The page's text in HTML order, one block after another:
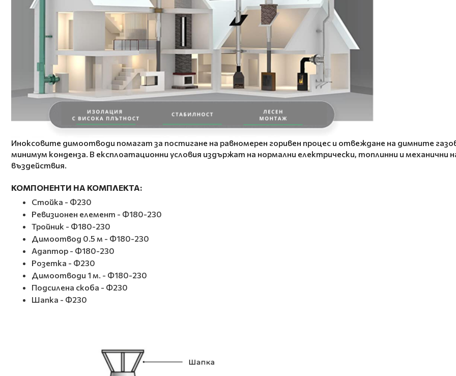
Иноксовите димоотводи помагат за постигане на равномерен горивен процес и отвеждане на димните
минимум конденза. В експлоатационни условия издържат на нормални електрически, топлинни и механични
въздействия.
КОМПОНЕНТИ НА КОМПЛЕКТА:
Стойка - Ф230
Ревизионен елемент - Ф180-230
Тройник - Ф180-230
Димоотвод 0.5 м - Ф180-230
Адаптор - Ф180-230
Розетка - Ф230
Димоотводи 1 м. - Ф180-230
Подсилена скоба - Ф230
Шапка - Ф230